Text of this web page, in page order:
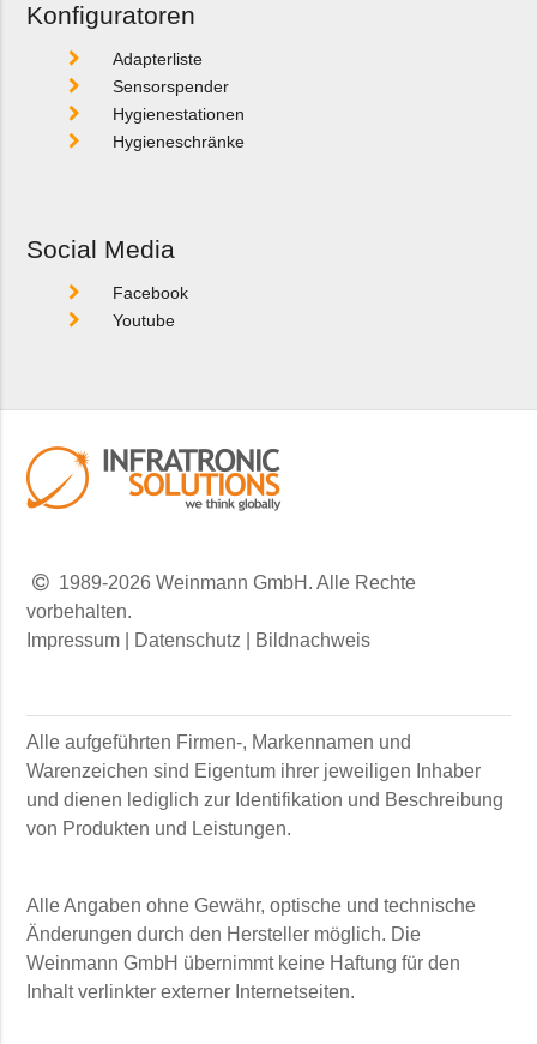
Konfiguratoren
Adapterliste
Sensorspender
Hygienestationen
Hygieneschränke
Social Media
Facebook
Youtube
1989-2026 Weinmann GmbH. Alle Rechte
vorbehalten.
Impressum
Datenschutz Bildnachweis
Alle aufgeführten Firmen-, Markennamen und
Warenzeichen sind Eigentum ihrer jeweiligen Inhaber
und dienen lediglich zur Identifikation und Beschreibung
von Produkten und Leistungen.
Alle Angaben ohne Gewähr, optische und technische
Änderungen durch den Hersteller möglich. Die
Weinmann GmbH übernimmt keine Haftung für den
Inhalt verlinkter externer Internetseiten.